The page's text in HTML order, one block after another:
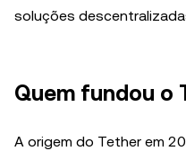
soluções
Quem fundou o
A origem do Tether em